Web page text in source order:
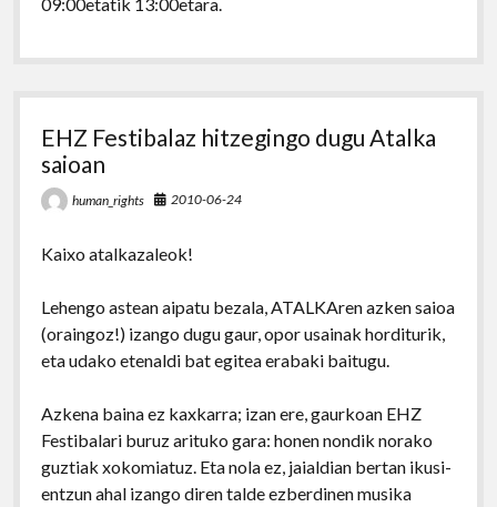
EHZ Festibalaz hitzegingo dugu Atalka
saioan
human_rights 2010-06-24
Kaixo atalkazaleok!
Lehengo astean aipatu bezala, ATALKAren azken saioa
(oraingoz!) izango dugu gaur, opor usainak horditurik,
eta udako etenaldi bat egitea erabaki baitugu.
Azkena baina ez kaxkarra; izan ere, gaurkoan EHZ
Festibalari buruz arituko gara: honen nondik norako
guztiak xokomiatuz. Eta nola ez, jaialdian bertan ikusi-
entzun ahal izango diren talde ezberdinen musika